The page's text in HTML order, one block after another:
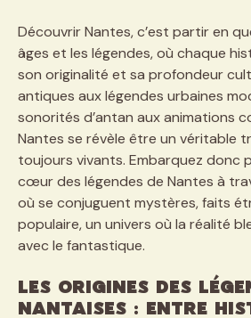
Découvrir Nantes, c’est partir en
âges et les légendes, où chaque
son originalité et sa profondeur
antiques aux légendes urbaines
sonorités d’antan aux animations
Nantes se révèle être un véritable
toujours vivants. Embarquez donc
cœur des légendes de Nantes à
où se conjuguent mystères, faits
populaire, un univers où la réalité
avec le fantastique.
Les origines des
nantaises : entre